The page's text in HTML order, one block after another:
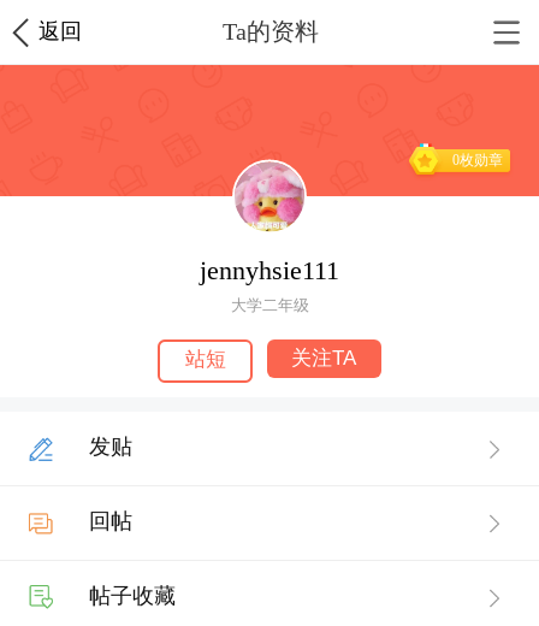
返回 Ta的资料
0枚勋章
jennyhsie111
大学二年级
站短 关注TA
发贴
回帖
帖子收藏